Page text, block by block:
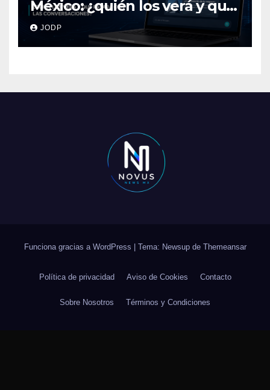
México: ¿quién los verá y qué
pasará con las
conversaciones?
JODP
Funciona gracias a WordPress Tema: Newsup de Themeansar
Política de privacidad Aviso de Cookies Contacto
Sobre Nosotros Términos y Condiciones